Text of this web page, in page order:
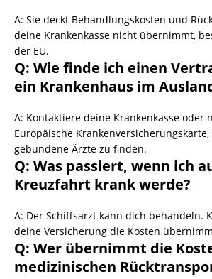
A: Sie deckt Behandlungskosten und
deine Krankenkasse nicht übernimmt,
der EU.
Q: Wie finde ich einen
ein Krankenhaus im
A: Kontaktiere deine Krankenkasse oder
Europäische
gebundene Ärzte zu finden.
Q: Was passiert, wenn ich
Kreuzfahrt krank werde?
A: Der Schiffsarzt kann dich behandeln.
deine Versicherung die Kosten
Q: Wer übernimmt die
medizinischen